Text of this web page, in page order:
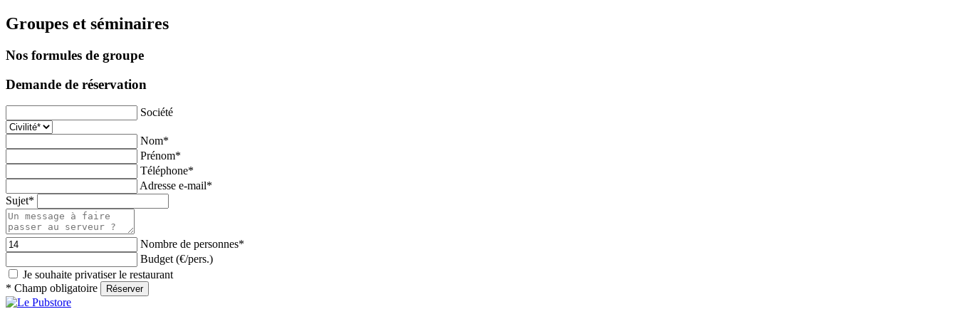
Groupes et séminaires
Nos formules de groupe
Demande de réservation
Société
Nom*
Prénom*
Téléphone*
Adresse e-mail*
Sujet*
Nombre de personnes*
Budget (€/pers.)
Je souhaite privatiser le restaurant
* Champ obligatoire
Réserver